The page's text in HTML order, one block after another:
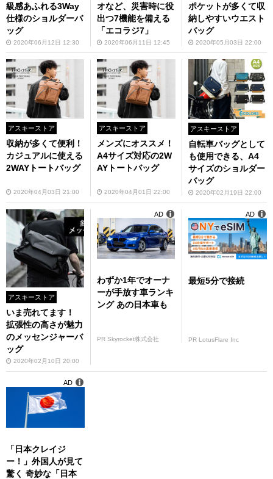
級感あふれる3Way
仕様のショルダーバ
ッグ
2020年06月12日 12:30
オなど、災害時に役
出つ7機能を備える
「エコラジ7」
2020年06月11日 12:45
ポケットが多くて収
納しやすいウエスト
バッグ
2020年05月03日 22:00
アスキーストア
収納が多くて便利！
カジュアルに使える
2WAYトートバッグ
2020年04月03日 21:00
アスキーストア
メンズにオススメ！
A4サイズ対応の2W
AYトートバッグ
2020年04月01日 22:00
アスキーストア
自転車バッグとして
も使用できる、A4
サイズのショルダー
バッグ
2020年02月19日 22:00
アスキーストア
いま売れてます！
拡張性の高さが魅力
のメッセンジャーバ
ッグ
2020年02月10日 20:00
わずか1年でオーナ
ーが手放す車ランキ
ング あの日本車も
PR Skyrocket株式会社
AD
最短5分で接続
PR LotusFlare Inc
AD
「日本クレイジ
ー！」外国人が見て
驚く 奇妙な「日本
AD